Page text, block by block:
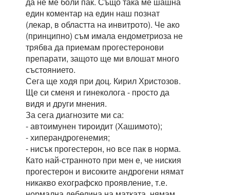
един коментар на един наш познат
(лекар, в областта на инвитрото). Че ако
(принципно) съм имала ендометриоза не
трябва да приемам прогестеронови
препарати, защото ще ми влошат много
състоянието.
Сега ще ходя при доц. Кирил Христозов.
Ще си сменя и гинеколога - просто да
видя и други мнения.
За сега диагнозите ми са:
- автоимунен тироидит (Хашимото);
- хиперандрогенемия;
- нисък прогестерон, но все пак в норма.
Като най-странното при мен е, че ниския
прогестерон и високите андрогени нямат
никакво ехографско проявление, т.е.